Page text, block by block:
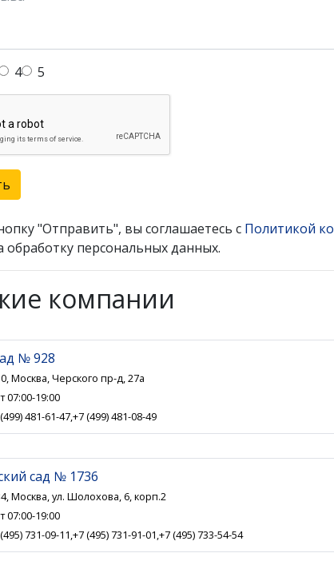
4 5
"Отправить", вы соглашаетесь с Политикой
обработку персональных данных.
компании
№ 928
Москва, Черского пр-д, 27а
07:00-19:00
481-61-47,+7 (499) 481-08-49
сад № 1736
Москва, ул. Шолохова, 6, корп.2
07:00-19:00
731-09-11,+7 (495) 731-91-01,+7 (495) 733-54-54